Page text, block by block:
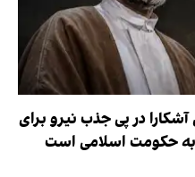
در پی جذب نیرو برای
به حکومت اسلامی است